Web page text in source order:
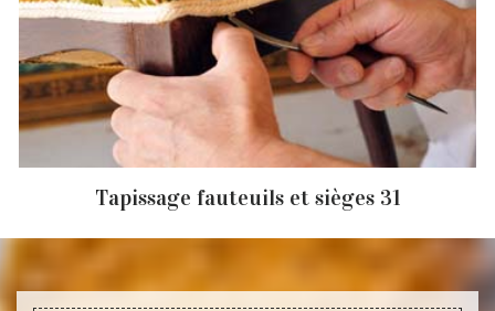
Tapissage fauteuils et sièges 31